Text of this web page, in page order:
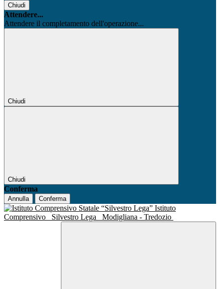
Chiudi
Attendere...
Attendere il completamento dell'operazione...
Chiudi
Chiudi
Conferma
Annulla Conferma
Istituto
Comprensivo
Silvestro Lega Modigliana - Tredozio